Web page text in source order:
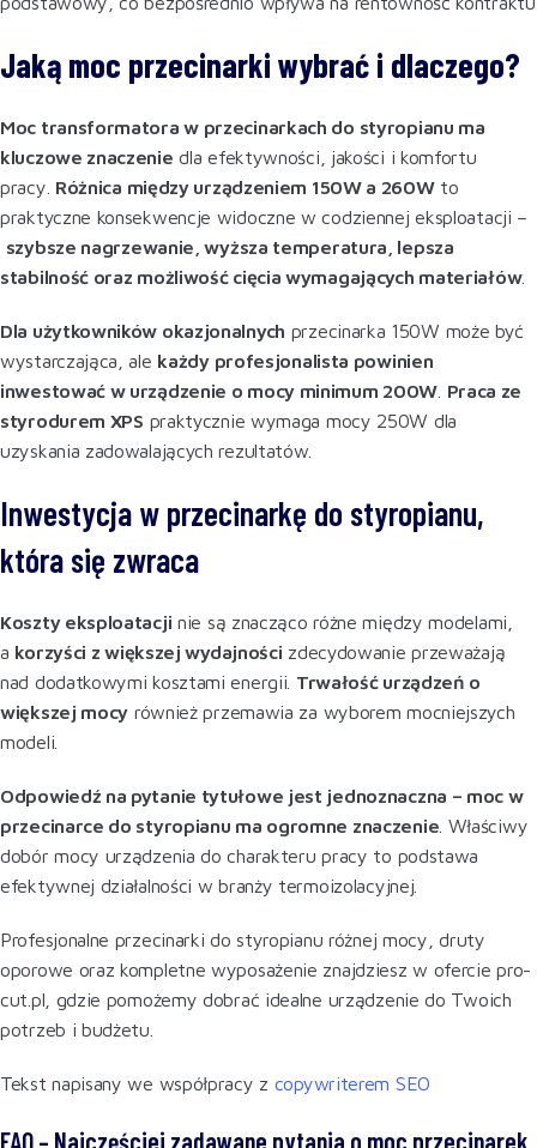
Jaką moc przecinarki wybrać i dlaczego?
Moc transformatora w przecinarkach do styropianu ma
kluczowe znaczenie dla efektywności, jakości i komfortu
pracy. Różnica między urządzeniem 150W a 260Wto
praktyczne konsekwencje widoczne w codziennej eksploatacji –
szybsze nagrzewanie, wyższa temperatura, lepsza
stabilność oraz możliwość cięcia wymagających materiałów.
Dla użytkowników okazjonalnych przecinarka 150W może być
wystarczająca, ale każdy profesjonalista powinien
inwestować w urządzenie o mocy minimum 200W Praca ze
styrodurem XPS praktycznie wymaga mocy 250W dla
uzyskania zadowalających rezultatów.
Inwestycja w przecinarkę do styropianu,
która się zwraca
Koszty eksploatacji nie są znacząco różne między modelami,
a korzyści z większej wydajności zdecydowanie przeważają
nad dodatkowymi kosztami energii. Trwałość urządzeń o
większej mocy również przemawia za wyborem mocniejszych
modeli.
Odpowiedź na pytanie tytułowe jest jednoznaczna – moc w
przecinarce do styropianu ma ogromne znaczenie . Właściwy
dobór mocy urządzenia do charakteru pracy to podstawa
efektywnej działalności w branży termoizolacyjnej.
Profesjonalne przecinarki do styropianu różnej mocy, druty
oporowe oraz kompletne wyposażenie znajdziesz w ofercie pro-
cut.pl, gdzie pomożemy dobrać idealne urządzenie do Twoich
potrzeb i budżetu.
Tekst napisany we współpracy z copywriterem SEO
FAQ – Najczęściej zadawane pytania o moc przecinarek